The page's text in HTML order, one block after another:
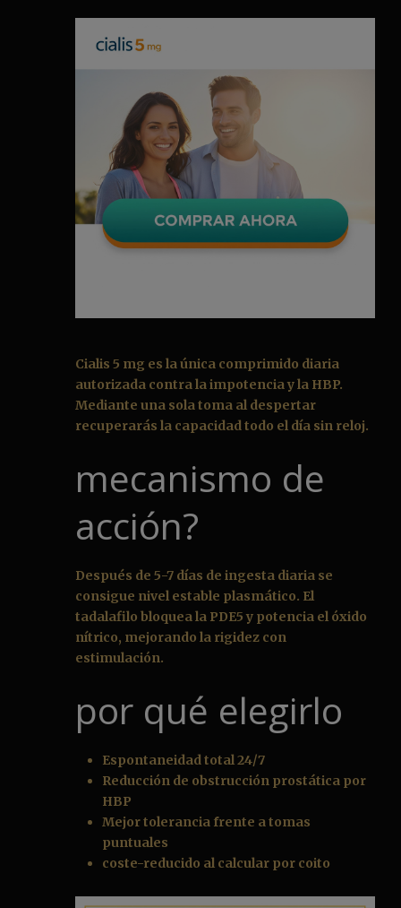
Cialis 5 mg es la única comprimido diaria
autorizada contra la impotencia y la HBP.
Mediante una sola toma al despertar
recuperarás la capacidad todo el día sin reloj.
mecanismo de
acción?
Después de 5-7 días de ingesta diaria se
consigue nivel estable plasmático. El
tadalafilo bloquea la PDE5 y potencia el óxido
nítrico, mejorando la rigidez con
estimulación.
por qué elegirlo
Espontaneidad total 24/7
Reducción de obstrucción prostática por
HBP
Mejor tolerancia frente a tomas
puntuales
coste-reducido al calcular por coito